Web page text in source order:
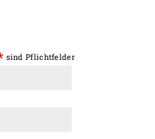
sind Pflichtfelder